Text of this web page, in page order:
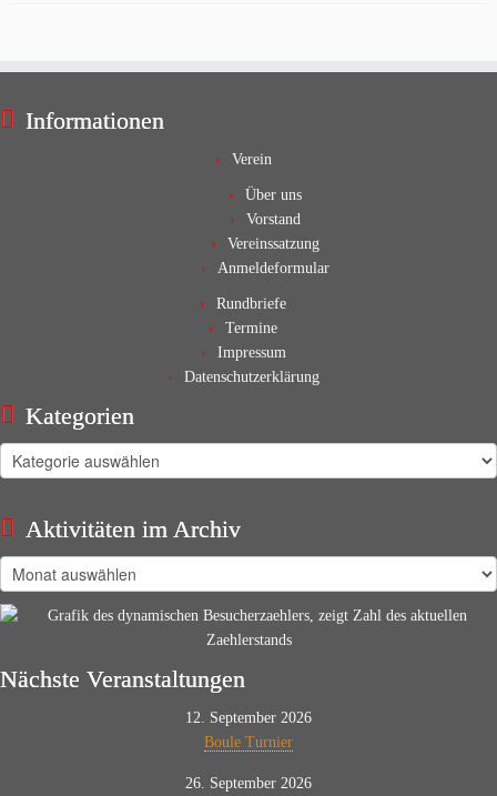
Informationen
Verein
Über uns
Vorstand
Vereinssatzung
Anmeldeformular
Rundbriefe
Termine
Impressum
Datenschutzerklärung
Kategorien
Kategorien
Aktivitäten im Archiv
Aktivitäten
im
Archiv
Nächste Veranstaltungen
12. September 2026
Boule Turnier
26. September 2026